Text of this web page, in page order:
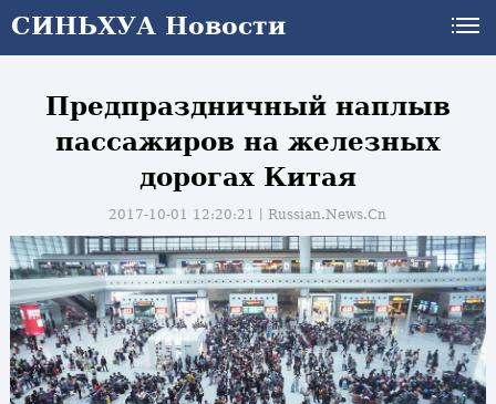
СИНЬХУА Новости
Предпраздничный наплыв
пассажиров на железных
дорогах Китая
2017-10-01 12:20:21丨Russian.News.Cn